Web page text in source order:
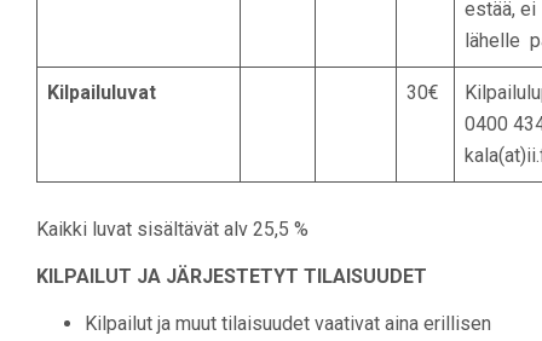
estää, ei
lähelle
Kilpailuluvat 30€
0400
Kaikki luvat sisältävät alv 25,5 %
KILPAILUT JA JÄRJESTETYT TILAISUUDET
Kilpailut ja muut tilaisuudet vaativat aina erillisen